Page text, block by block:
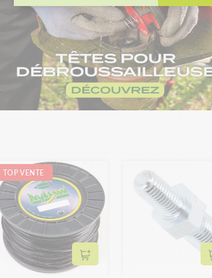
TOP VENTE
Ajouter au panier